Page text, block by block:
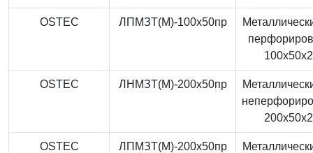
OSTEC ЛПМЗТ(М)-100x50пр
OSTEC ЛНМЗТ(М)-200x50пр
OSTEC ЛПМЗТ(М)-200x50пр